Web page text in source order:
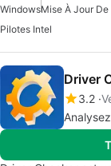
WindowsMise À Jour
Pilotes Intel
Driver
3.2